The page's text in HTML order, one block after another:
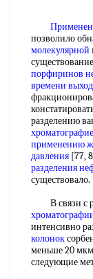
позволило
молекулярной
порфиринов
времени
разделению
применению
давления [77,
разделения
существовало.
В связи с
интенсивно
колонок
меньше 20
следующие